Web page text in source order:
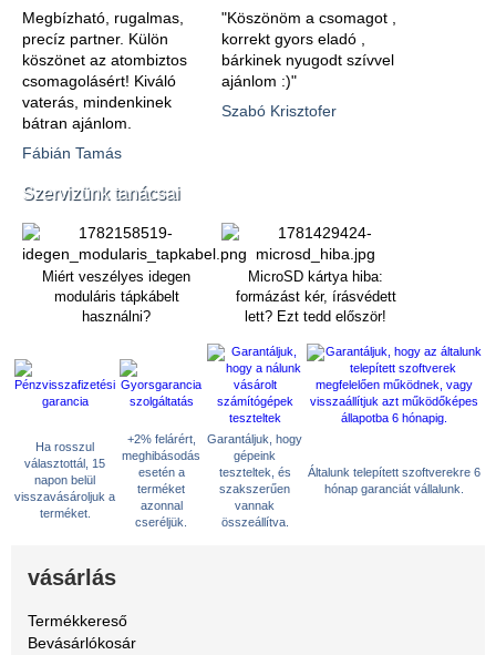
Megbízható, rugalmas,
precíz partner. Külön
köszönet az atombiztos
csomagolásért! Kiváló
vaterás, mindenkinek
bátran ajánlom.
Fábián Tamás
"Köszönöm a csomagot ,
korrekt gyors eladó ,
bárkinek nyugodt szívvel
ajánlom :)"
Szabó Krisztofer
Szervizünk tanácsai
Miért veszélyes idegen
moduláris tápkábelt
használni?
MicroSD kártya hiba:
formázást kér, írásvédett
lett? Ezt tedd először!
Ha rosszul
választottál, 15
napon belül
visszavásároljuk a
terméket.
+2% felárért,
meghibásodás
esetén a
terméket
azonnal
cseréljük.
Garantáljuk, hogy
gépeink
teszteltek, és
szakszerűen
vannak
összeállítva.
Általunk telepített szoftverekre 6
hónap garanciát vállalunk.
vásárlás
Termékkereső
Bevásárlókosár